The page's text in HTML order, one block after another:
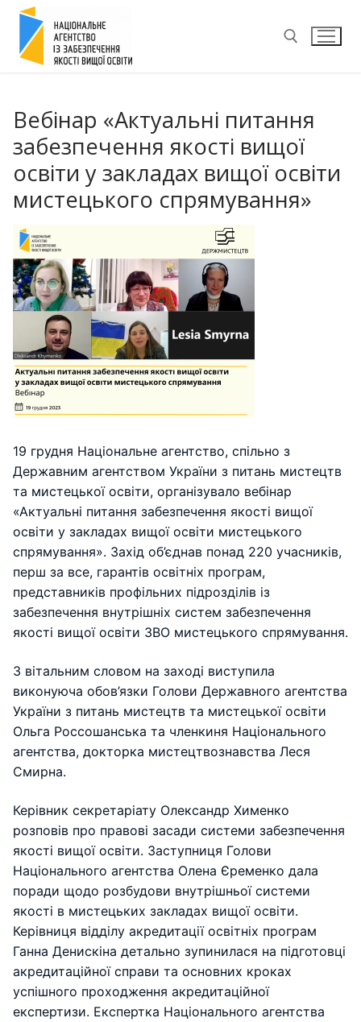
Перейти
вмісту
Вебінар «Актуальні питання
забезпечення якості вищої
освіти у закладах вищої освіти
мистецького спрямування»
19 грудня Національне агентство, спільно з
Державним агентством України з питань мистецтв
та мистецької освіти, організувало вебінар
«Актуальні питання забезпечення якості вищої
освіти у закладах вищої освіти мистецького
спрямування». Захід об’єднав понад 220 учасників,
перш за все, гарантів освітніх програм,
представників профільних підрозділів із
забезпечення внутрішніх систем забезпечення
якості вищої освіти ЗВО мистецького спрямування.
З вітальним словом на заході виступила
виконуюча обов’язки Голови Державного агентства
України з питань мистецтв та мистецької освіти
Ольга Россошанська та членкиня Національного
агентства, докторка мистецтвознавства Леся
Смирна.
Керівник секретаріату Олександр Хименко
розповів про правові засади системи забезпечення
якості вищої освіти. Заступниця Голови
Національного агентства Олена Єременко дала
поради щодо розбудови внутрішньої системи
якості в мистецьких закладах вищої освіти.
Керівниця відділу акредитації освітніх програм
Ганна Денискіна детально зупинилася на підготовці
акредитаційної справи та основних кроках
успішного проходження акредитаційної
експертизи. Експертка Національного агентства